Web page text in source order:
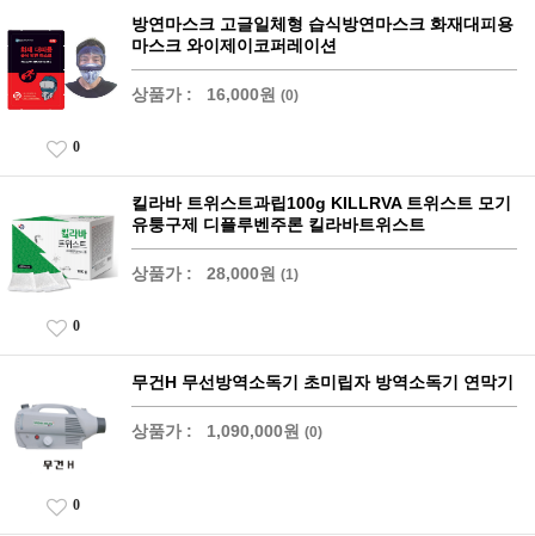
방연마스크 고글일체형 습식방연마스크 화재대피용
마스크 와이제이코퍼레이션
상품가 : 16,000원 (0)
0
킬라바 트위스트과립100g KILLRVA 트위스트 모기
유퉁구제 디플루벤주론 킬라바트위스트
상품가 : 28,000원 (1)
0
무건H 무선방역소독기 초미립자 방역소독기 연막기
상품가 : 1,090,000원 (0)
0